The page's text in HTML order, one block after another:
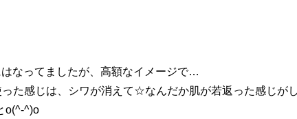
なってましたが、高額なイメージで…
た感じは、シワが消えて☆なんだか肌が若返った感じが
o(^-^)o